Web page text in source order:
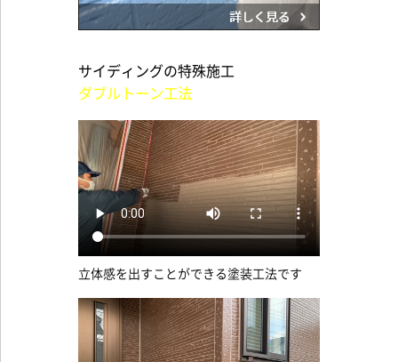
サイディングの特殊施工
ダブルトーン工法
立体感を出すことができる塗装工法です